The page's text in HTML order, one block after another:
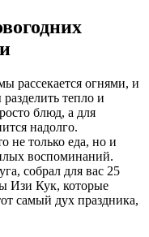
рассекается огнями, и
тепло и
блюд, а для
надолго.
не только еда, но и
воспоминаний.
собрал для вас 25
Изи Кук, которые
самый дух праздника,